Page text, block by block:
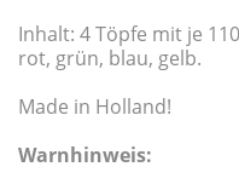
Inhalt: 4 Töpfe mit je
rot, grün, blau, gelb.
Made in Holland!
Warnhinweis: